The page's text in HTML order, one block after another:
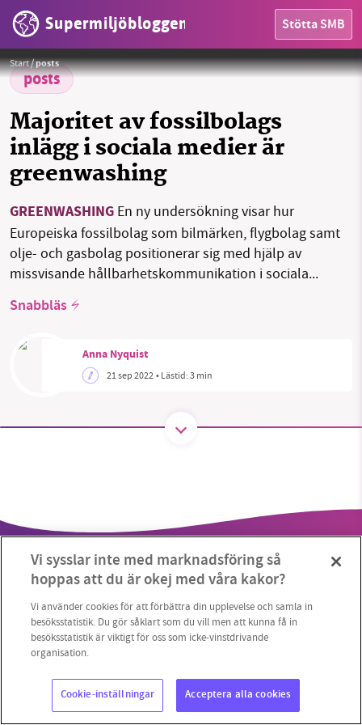
Supermiljöbloggen Stötta SMB
OMRÅDEN
MILJÖFAKTA
OM OSS
Sök Sparade inlägg Tipsa oss
Facebook Instagram BlueSky
Start/posts
posts
Majoritet av fossilbolags
inlägg i sociala medier är
greenwashing
GREENWASHING En ny undersökning visar hur
Europeiska fossilbolag som bilmärken, flygbolag samt
olje- och gasbolag positionerar sig med hjälp av
missvisande hållbarhetskommunikation i sociala...
Snabbläs
Anna Nyquist
21 sep 2022• Lästid:3 min
Foto:Werner Moser / Pixabay
Copyright 2023 © Supermiljöbloggen Cookieinställningar
SMB kämpar för en hållbar framtid. Sedan
utveckla vårt arbete – och vi hoppas att du
vill hjälpa oss.
Stötta vårt arbete genom att swisha en slant till
1231368703
Läs vad vi vill göra
Vi sysslar inte med marknadsföring så
hoppas att du är okej med våra kakor?
Vi använder cookies för att förbättra din upplevelse och samla in
besöksstatistik. Du gör såklart som du vill men att kunna få in
besöksstatistik är viktigt för oss som icke-vinstdrivande
organisation.
Cookie-inställningar Acceptera alla cookies